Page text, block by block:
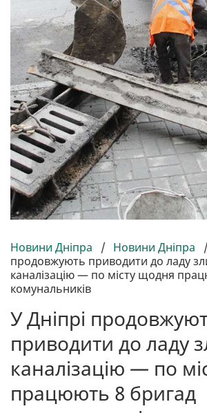
Новини Дніпра / Новини Дніпра /
продовжують приводити до ладу
каналізацію — по місту щодня
комунальників
У Дніпрі
приводити до ладу
каналізацію — по
працюють 8 бригад